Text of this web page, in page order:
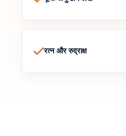
रत्न और रुद्राक्ष